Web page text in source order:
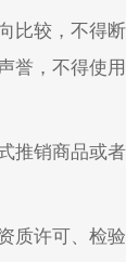
比较，不得断
誉，不得使用
推销商品或者
质许可、检验